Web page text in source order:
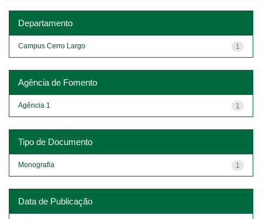
Departamento
1
Campus Cerro Largo
Agência de Fomento
1
Agência 1
Tipo de Documento
1
Monografia
Data de Publicação